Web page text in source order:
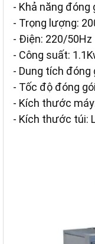
- Khả năng đóng
- Trọng lượng:
- Điện: 220/50Hz
- Công suất:
- Dung tích đóng
- Tốc độ đóng
- Kích thước
- Kích thước túi: